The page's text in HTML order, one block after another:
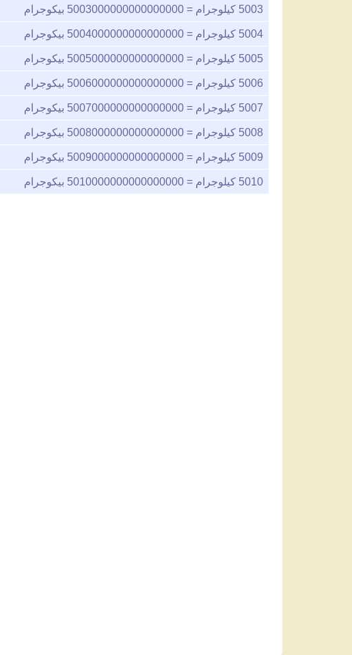
5003 كيلوجرام = 5003000000000000000 بيكوجرام
5004 كيلوجرام = 5004000000000000000 بيكوجرام
5005 كيلوجرام = 5005000000000000000 بيكوجرام
5006 كيلوجرام = 5006000000000000000 بيكوجرام
5007 كيلوجرام = 5007000000000000000 بيكوجرام
5008 كيلوجرام = 5008000000000000000 بيكوجرام
5009 كيلوجرام = 5009000000000000000 بيكوجرام
5010 كيلوجرام = 5010000000000000000 بيكوجرام